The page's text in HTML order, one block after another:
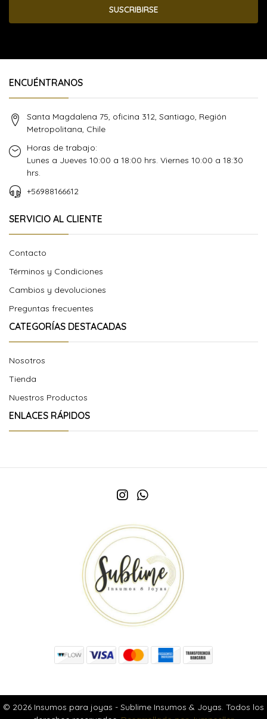
SUSCRIBIRSE
ENCUÉNTRANOS
Santa Magdalena 75, oficina 312, Santiago, Región
Metropolitana, Chile
Horas de trabajo:
Lunes a Jueves 10:00 a 18:00 hrs. Viernes 10:00 a 18:30
hrs.
+56988166612
SERVICIO AL CLIENTE
Contacto
Términos y Condiciones
Cambios y devoluciones
Preguntas frecuentes
CATEGORÍAS DESTACADAS
Nosotros
Tienda
Nuestros Productos
ENLACES RÁPIDOS
© 2026 Insumos para joyas - Sublime Insumos & Joyas. Todos los